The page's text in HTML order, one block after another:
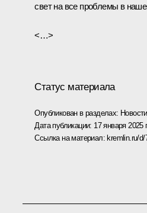
свет на все проблемы в
<…>
Статус материала
Опубликован в разделах: Новости
Дата публикации: 17 января 2025
Ссылка на материал: kremlin.ru/d/